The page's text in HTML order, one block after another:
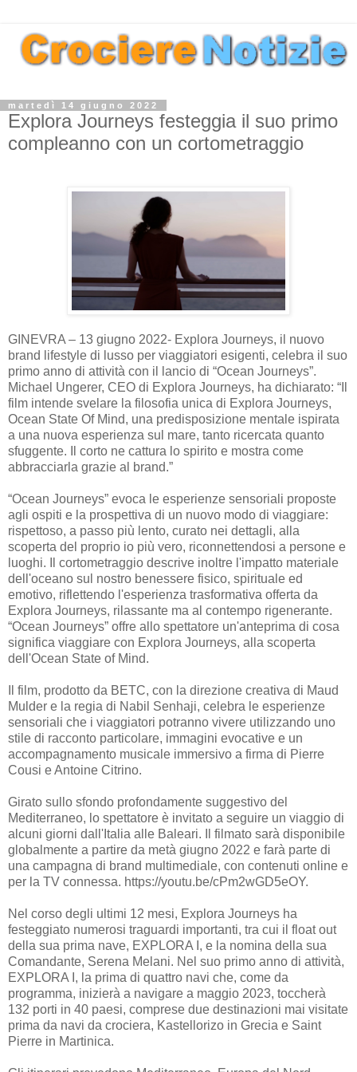
martedì 14 giugno 2022
Explora Journeys festeggia il suo primo
compleanno con un cortometraggio
GINEVRA – 13 giugno 2022- Explora Journeys, il nuovo
brand lifestyle di lusso per viaggiatori esigenti, celebra il suo
primo anno di attività con il lancio di “Ocean Journeys”.
Michael Ungerer, CEO di Explora Journeys, ha dichiarato: “Il
film intende svelare la filosofia unica di Explora Journeys,
Ocean State Of Mind, una predisposizione mentale ispirata
a una nuova esperienza sul mare, tanto ricercata quanto
sfuggente. Il corto ne cattura lo spirito e mostra come
abbracciarla grazie al brand.”
“Ocean Journeys” evoca le esperienze sensoriali proposte
agli ospiti e la prospettiva di un nuovo modo di viaggiare:
rispettoso, a passo più lento, curato nei dettagli, alla
scoperta del proprio io più vero, riconnettendosi a persone e
luoghi. Il cortometraggio descrive inoltre l'impatto materiale
dell'oceano sul nostro benessere fisico, spirituale ed
emotivo, riflettendo l'esperienza trasformativa offerta da
Explora Journeys, rilassante ma al contempo rigenerante.
“Ocean Journeys” offre allo spettatore un'anteprima di cosa
significa viaggiare con Explora Journeys, alla scoperta
dell'Ocean State of Mind.
Il film, prodotto da BETC, con la direzione creativa di Maud
Mulder e la regia di Nabil Senhaji, celebra le esperienze
sensoriali che i viaggiatori potranno vivere utilizzando uno
stile di racconto particolare, immagini evocative e un
accompagnamento musicale immersivo a firma di Pierre
Cousi e Antoine Citrino.
Girato sullo sfondo profondamente suggestivo del
Mediterraneo, lo spettatore è invitato a seguire un viaggio di
alcuni giorni dall'Italia alle Baleari. Il filmato sarà disponibile
globalmente a partire da metà giugno 2022 e farà parte di
una campagna di brand multimediale, con contenuti online e
per la TV connessa. https://youtu.be/cPm2wGD5eOY.
Nel corso degli ultimi 12 mesi, Explora Journeys ha
festeggiato numerosi traguardi importanti, tra cui il float out
della sua prima nave, EXPLORA I, e la nomina della sua
Comandante, Serena Melani. Nel suo primo anno di attività,
EXPLORA I, la prima di quattro navi che, come da
programma, inizierà a navigare a maggio 2023, toccherà
132 porti in 40 paesi, comprese due destinazioni mai visitate
prima da navi da crociera, Kastellorizo in Grecia e Saint
Pierre in Martinica.